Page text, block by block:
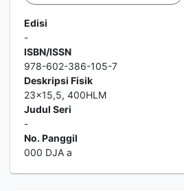
Edisi
-
ISBN/ISSN
978-602-386-105-7
Deskripsi Fisik
23x15,5, 400HLM
Judul Seri
-
No. Panggil
000 DJA a